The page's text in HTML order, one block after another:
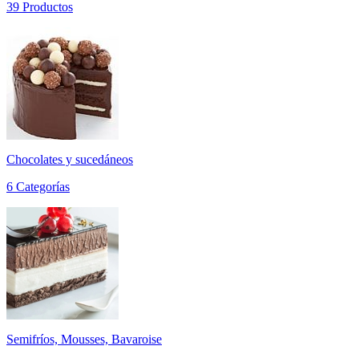
39 Productos
Chocolates y sucedáneos
6 Categorías
Semifríos, Mousses, Bavaroise